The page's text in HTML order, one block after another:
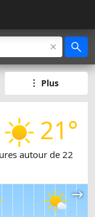
Plus
21°
autour de 22